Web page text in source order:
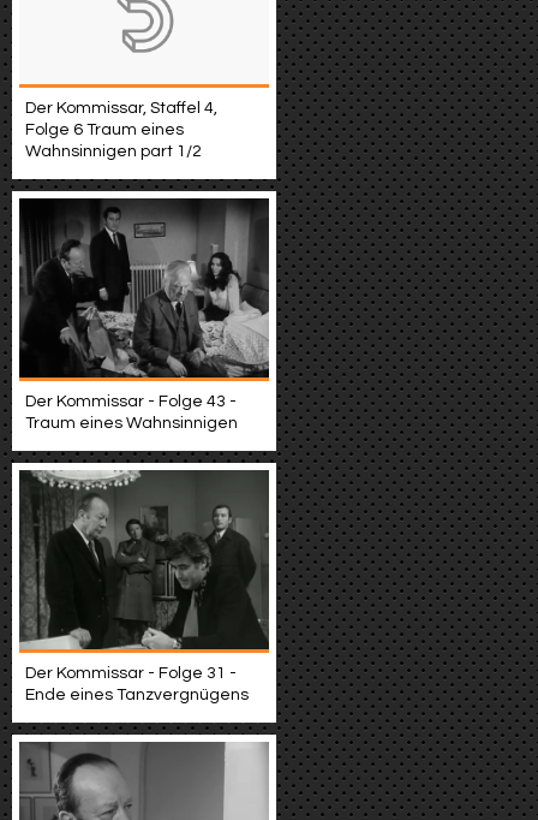
Der Kommissar, Staffel 4,
Folge 6 Traum eines
Wahnsinnigen part 1/2
Der Kommissar - Folge 43 -
Traum eines Wahnsinnigen
Der Kommissar - Folge 31 -
Ende eines Tanzvergnügens